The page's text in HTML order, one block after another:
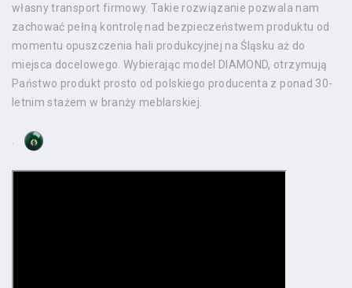
własny transport firmowy. Takie rozwiązanie pozwala nam
zachować pełną kontrolę nad bezpieczeństwem produktu od
momentu opuszczenia hali produkcyjnej na Śląsku aż do
miejsca docelowego. Wybierając model DIAMOND, otrzymują
Państwo produkt prosto od polskiego producenta z ponad 30-
letnim stażem w branży meblarskiej.